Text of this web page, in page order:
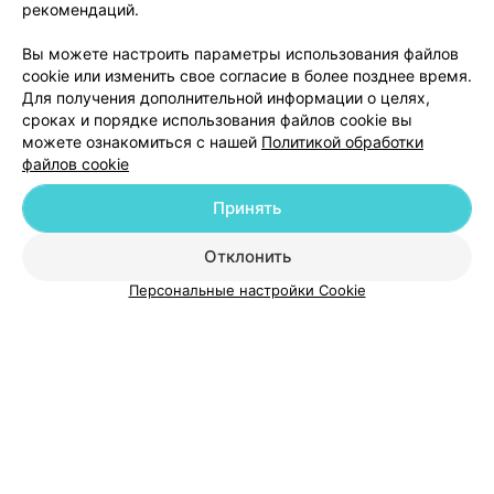
процессе лечения все же позвал медсестру, когда не
общения с медсестрой врач ей сказал: "В последнюю
неделю у меня пациенты, которые не могут раскрыть
рот как положено, - таких около 30%. ( Медицинская
этика - нет не слышал). По оплате услуг чек не
выдали, хотя справедливости ради - выдали
гарантийный талон.
Добавить специалиста
О проекте Новости проекта
Размещение рекламы
Медицинский маркетинг
Публичный договор
Пользовательское соглашение
Способы оплаты
рекомендаций.
Вы можете настроить параметры использования файлов
cookie или изменить свое согласие в более позднее время.
Для получения дополнительной информации о целях,
сроках и порядке использования файлов cookie вы
можете ознакомиться с нашей Политикой обработки
файлов cookie
Отклонить
Принять
Персональные настройки Cookie